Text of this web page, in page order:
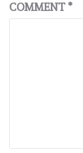
COMMENT*